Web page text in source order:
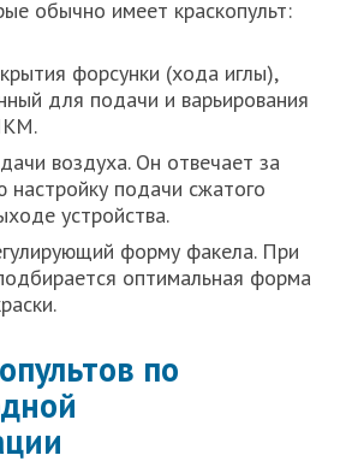
обычно имеет краскопульт:
форсунки (хода иглы),
для подачи и варьирования
воздуха. Он отвечает за
настройку подачи сжатого
устройства.
форму факела. При
оптимальная форма
по